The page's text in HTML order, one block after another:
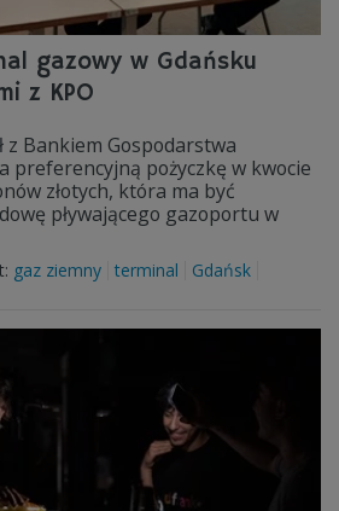
gazowy w Gdańsku
z KPO
z Bankiem Gospodarstwa
preferencyjną pożyczkę w kwocie
złotych, która ma być
pływającego gazoportu w
gaz ziemny terminal
Gdańsk